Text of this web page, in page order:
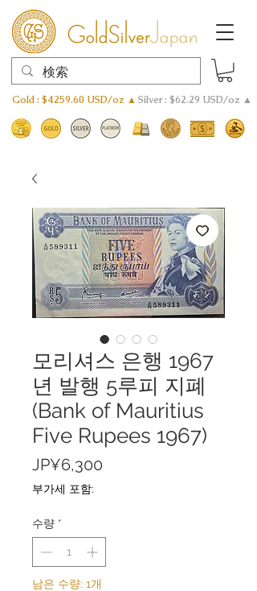
Gold : $4259.60 USD/oz ▲ Silver : $62.29 USD/oz ▲
모리셔스 은행 1967
년 발행 5루피 지폐
(Bank of Mauritius
Five Rupees 1967)
JP¥6,300
부가세 포함:
수량 *
남은 수량: 1개